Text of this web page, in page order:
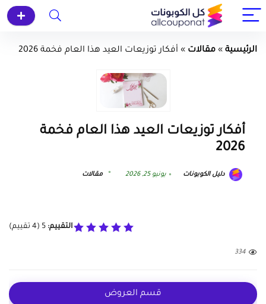
الرئيسية » مقالات » أفكار توزيعات العيد هذا العام فخمة 2026
أفكار توزيعات العيد هذا العام فخمة
2026
دليل الكوبونات يونيو 25, 2026 مقالات
التقييم: 5
(
4 تقييم)
334
قسم العروض